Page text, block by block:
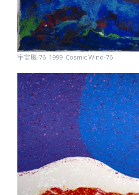
宇宙風-76 1999 Cosmic Wind-76